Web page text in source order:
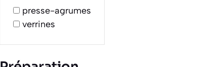
presse-agrumes
verrines